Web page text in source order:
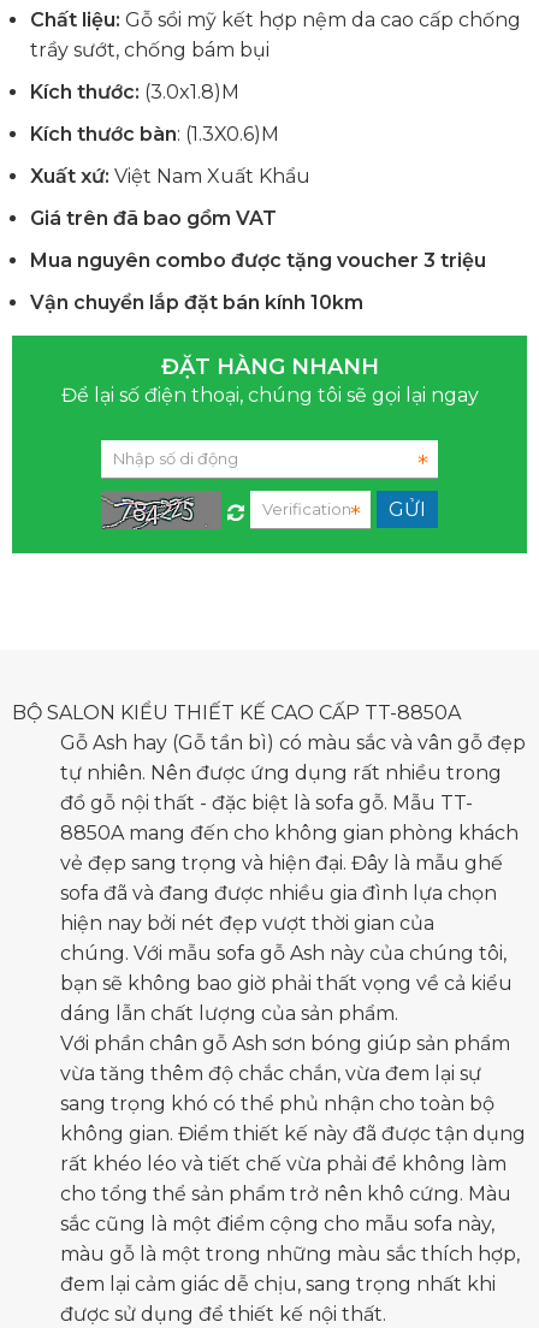
Chất liệu: Gỗ sồi mỹ kết hợp nệm da cao cấp chống
trầy sướt, chống bám bụi
Kích thước: (3.0x1.8)M
Kích thước bàn: (1.3X0.6)M
Xuất xứ: Việt Nam Xuất Khẩu
Giá trên đã bao gồm VAT
Mua nguyên combo được tặng voucher 3 triệu
Vận chuyển lắp đặt bán kính 10km
ĐẶT HÀNG NHANH
Để lại số điện thoại, chúng tôi sẽ gọi lại ngay
BỘ SALON KIỂU THIẾT KẾ CAO CẤP TT-8850A
Gỗ Ash hay (Gỗ tần bì) có màu sắc và vân gỗ đẹp
tự nhiên. Nên được ứng dụng rất nhiều trong
đồ gỗ nội thất - đặc biệt là sofa gỗ. Mẫu TT-
8850A mang đến cho không gian phòng khách
vẻ đẹp sang trọng và hiện đại. Đây là mẫu ghế
sofa đã và đang được nhiều gia đình lựa chọn
hiện nay bởi nét đẹp vượt thời gian của
chúng. Với mẫu sofa gỗ Ash này của chúng tôi,
bạn sẽ không bao giờ phải thất vọng về cả kiểu
dáng lẫn chất lượng của sản phẩm.
Với phần chân gỗ Ash sơn bóng giúp sản phẩm
vừa tăng thêm độ chắc chắn, vừa đem lại sự
sang trọng khó có thể phủ nhận cho toàn bộ
không gian. Điểm thiết kế này đã được tận dụng
rất khéo léo và tiết chế vừa phải để không làm
cho tổng thể sản phẩm trở nên khô cứng. Màu
sắc cũng là một điểm cộng cho mẫu sofa này,
màu gỗ là một trong những màu sắc thích hợp,
đem lại cảm giác dễ chịu, sang trọng nhất khi
được sử dụng để thiết kế nội thất.